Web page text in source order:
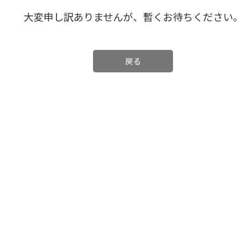
大変申し訳ありませんが、暫くお待ちください。
戻る